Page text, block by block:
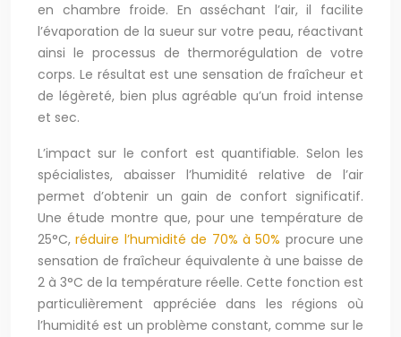
en chambre froide. En asséchant l’air, il facilite
l’évaporation de la sueur sur votre peau, réactivant
ainsi le processus de thermorégulation de votre
corps. Le résultat est une sensation de fraîcheur et
de légèreté, bien plus agréable qu’un froid intense
et sec.
L’impact sur le confort est quantifiable. Selon les
spécialistes, abaisser l’humidité relative de l’air
permet d’obtenir un gain de confort significatif.
Une étude montre que, pour une température de
25°C,réduire l’humidité de 70% à 50% procure une
sensation de fraîcheur équivalente à une baisse de
2 à 3°C de la température réelle. Cette fonction est
particulièrement appréciée dans les régions où
l’humidité est un problème constant, comme sur le